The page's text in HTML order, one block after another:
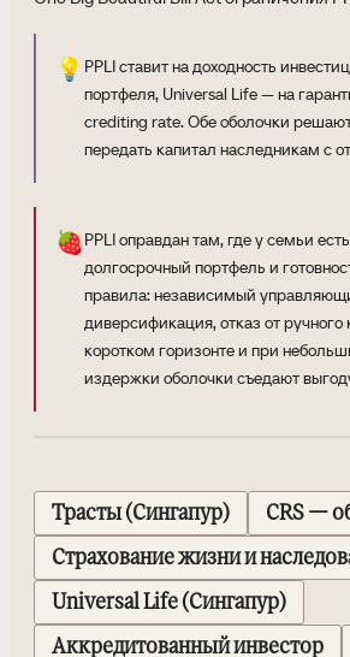
💡 PPLI ставит на доходность
портфеля, Universal Life — на
crediting rate. Обе оболочки
передать капитал наследникам с
🍓PPLI оправдан там, где у семьи
долгосрочный портфель и
правила: независимый
диверсификация, отказ от ручного
коротком горизонте и при
издержки оболочки съедают
Трасты (Сингапур) CRS —
Страхование жизни и
Universal Life (Сингапур)
Аккредитованный инвестор